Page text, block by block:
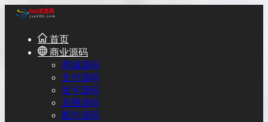
首页
商业源码
商城源码
支付源码
发卡源码
直播源码
图片源码